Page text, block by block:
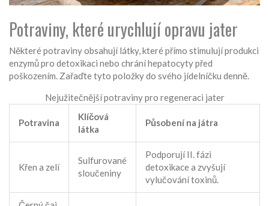
Potraviny, které urychlují opravu jater
Některé potraviny obsahují látky, které přímo stimulují produkci
enzymů pro detoxikaci nebo chrání hepatocyty před
poškozením. Zařaďte tyto položky do svého jídelníčku denně.
Nejužitečnější potraviny pro regeneraci jater
Potravina
Klíčová
látka
Působení na játra
Křen a zelí
Sulfurované
sloučeniny
Podporují II. fázi
detoxikace a zvyšují
vylučování toxinů.